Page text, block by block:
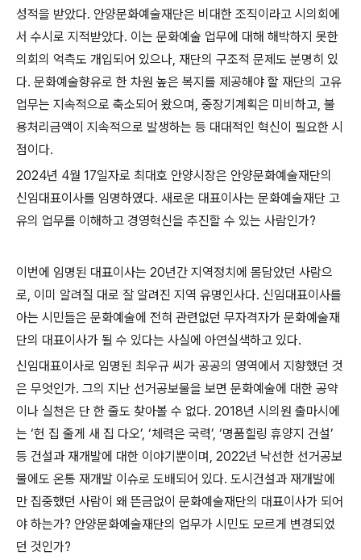
성적을 받았다. 안양문화예술재단은 비대한 조직이라고 시의회에
서 수시로 지적받았다. 이는 문화예술 업무에 대해 해박하지 못한
의회의 억측도 개입되어 있으나, 재단의 구조적 문제도 분명히 있
다. 문화예술향유로 한 차원 높은 복지를 제공해야 할 재단의 고유
업무는 지속적으로 축소되어 왔으며, 중장기계획은 미비하고, 불
용처리금액이 지속적으로 발생하는 등 대대적인 혁신이 필요한 시
점이다.
2024년 4월 17일자로 최대호 안양시장은 안양문화예술재단의
신임대표이사를 임명하였다. 새로운 대표이사는 문화예술재단 고
유의 업무를 이해하고 경영혁신을 추진할 수 있는 사람인가?
이번에 임명된 대표이사는 20년간 지역정치에 몸담았던 사람으
로, 이미 알려질 대로 잘 알려진 지역 유명인사다. 신임대표이사를
아는 시민들은 문화예술에 전혀 관련없던 무자격자가 문화예술재
단의 대표이사가 될 수 있다는 사실에 아연실색하고 있다.
신임대표이사로 임명된 최우규 씨가 공공의 영역에서 지향했던 것
은 무엇인가. 그의 지난 선거공보물을 보면 문화예술에 대한 공약
이나 실천은 단 한 줄도 찾아볼 수 없다. 2018년 시의원 출마시에
는 ‘헌 집 줄게 새 집 다오’, ‘체력은 국력’, ‘명품힐링 휴양지 건설’
등 건설과 재개발에 대한 이야기뿐이며, 2022년 낙선한 선거공보
물에도 온통 재개발 이슈로 도배되어 있다. 도시건설과 재개발에
만 집중했던 사람이 왜 뜬금없이 문화예술재단의 대표이사가 되어
야 하는가? 안양문화예술재단의 업무가 시민도 모르게 변경되었
던 것인가?